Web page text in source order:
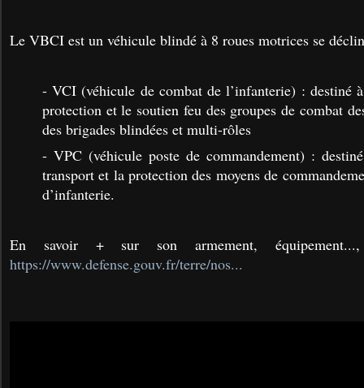
Le VBCI est un véhicule blindé à 8 roues motrices se
- VCI (véhicule de combat de l’infanterie) : destiné
protection et le soutien feu des groupes de combat
des brigades blindées et multi-rôles
- VPC (véhicule poste de commandement) :
transport et la protection des moyens de
d’infanterie.
En savoir + sur son armement,
https://www.defense.gouv.fr/terre/nos...